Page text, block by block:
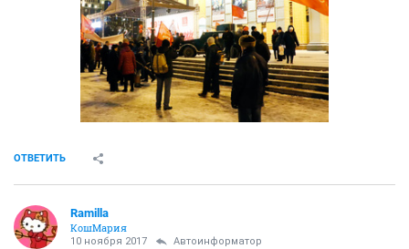
ОТВЕТИТЬ
Ramilla
КошМария
10 ноября 2017 Автоинформатор